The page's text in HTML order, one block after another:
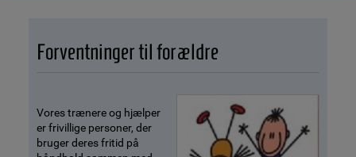
Forventninger til forældre
Vores trænere og hjælper
er frivillige personer, der
bruger deres fritid på